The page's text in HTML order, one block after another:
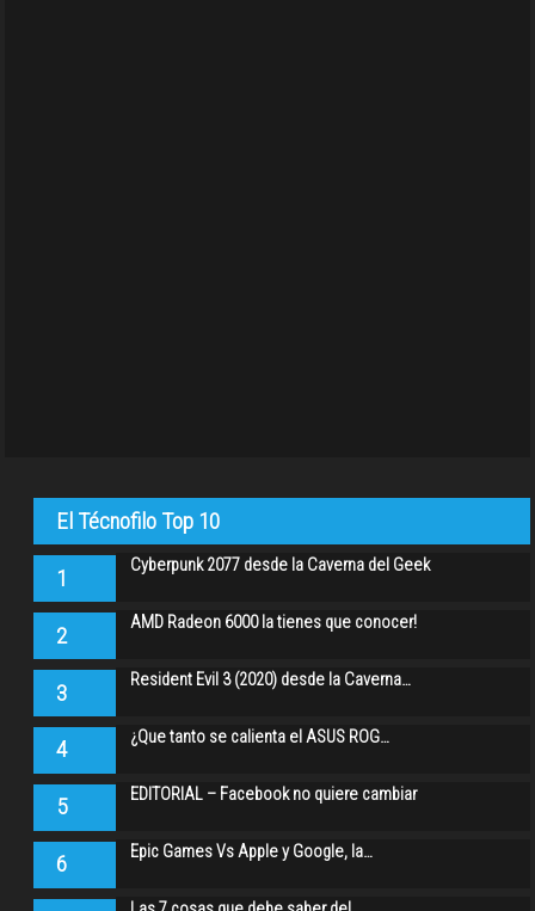
El Técnofilo Top 10
1 Cyberpunk 2077 desde la Caverna del Geek
2 AMD Radeon 6000 la tienes que conocer!
3 Resident Evil 3 (2020) desde la Caverna…
4 ¿Que tanto se calienta el ASUS ROG…
5 EDITORIAL – Facebook no quiere cambiar
6 Epic Games Vs Apple y Google, la…